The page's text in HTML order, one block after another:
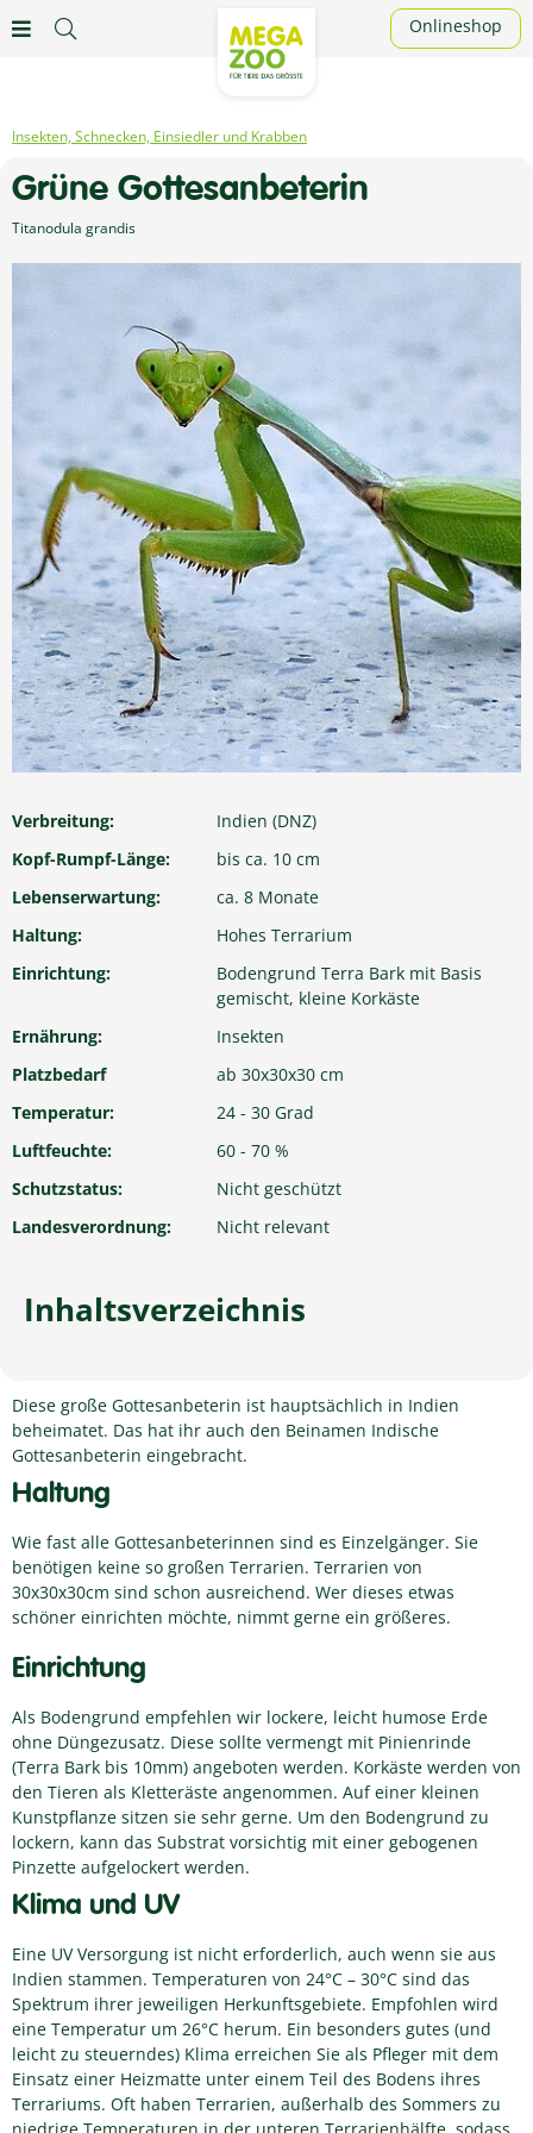
Onlineshop
Insekten, Schnecken, Einsiedler und Krabben
Grüne Gottesanbeterin
Titanodula grandis
Verbreitung:
Indien (DNZ)
Kopf-Rumpf-Länge:
bis ca. 10 cm
Lebenserwartung:
ca. 8 Monate
Haltung:
Hohes Terrarium
Einrichtung:
Bodengrund Terra Bark mit Basis
gemischt, kleine Korkäste
Ernährung:
Insekten
Platzbedarf
ab 30x30x30 cm
Temperatur:
24 - 30 Grad
Luftfeuchte:
60 - 70 %
Schutzstatus:
Nicht geschützt
Landesverordnung:
Nicht relevant
Inhaltsverzeichnis
Diese große Gottesanbeterin ist hauptsächlich in Indien
beheimatet. Das hat ihr auch den Beinamen Indische
Gottesanbeterin eingebracht.
Haltung
Wie fast alle Gottesanbeterinnen sind es Einzelgänger. Sie
benötigen keine so großen Terrarien. Terrarien von
30x30x30cm sind schon ausreichend. Wer dieses etwas
schöner einrichten möchte, nimmt gerne ein größeres.
Einrichtung
Als Bodengrund empfehlen wir lockere, leicht humose Erde
ohne Düngezusatz. Diese sollte vermengt mit Pinienrinde
(Terra Bark bis 10mm) angeboten werden. Korkäste werden von
den Tieren als Kletteräste angenommen. Auf einer kleinen
Kunstpflanze sitzen sie sehr gerne. Um den Bodengrund zu
lockern, kann das Substrat vorsichtig mit einer gebogenen
Pinzette aufgelockert werden.
Klima und UV
Eine UV Versorgung ist nicht erforderlich, auch wenn sie aus
Indien stammen. Temperaturen von 24°C – 30°C sind das
Spektrum ihrer jeweiligen Herkunftsgebiete. Empfohlen wird
eine Temperatur um 26°C herum. Ein besonders gutes (und
leicht zu steuerndes) Klima erreichen Sie als Pfleger mit dem
Einsatz einer Heizmatte unter einem Teil des Bodens ihres
Terrariums. Oft haben Terrarien, außerhalb des Sommers zu
niedrige Temperaturen in der unteren Terrarienhälfte, sodass